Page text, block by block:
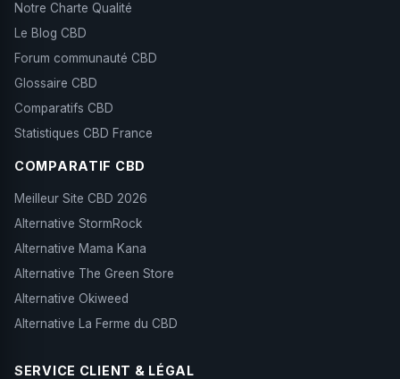
Notre Charte Qualité
Le Blog CBD
Forum communauté CBD
Glossaire CBD
Comparatifs CBD
Statistiques CBD France
COMPARATIF CBD
Meilleur Site CBD 2026
Alternative StormRock
Alternative Mama Kana
Alternative The Green Store
Alternative Okiweed
Alternative La Ferme du CBD
SERVICE CLIENT & LÉGAL